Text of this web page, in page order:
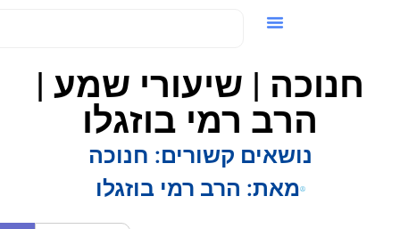
חנוכה | שיעורי שמע |
הרב רמי בוזגלו
נושאים קשורים: חנוכה
מאת:הרב רמי בוזגלו